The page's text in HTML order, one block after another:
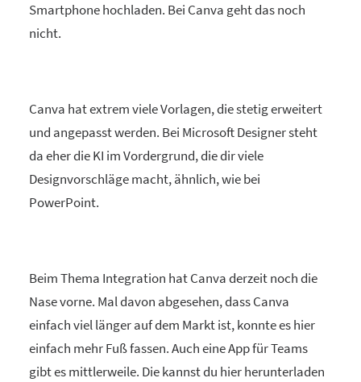
Smartphone hochladen. Bei Canva geht das noch
nicht.
Canva hat extrem viele Vorlagen, die stetig erweitert
und angepasst werden. Bei Microsoft Designer steht
da eher die KI im Vordergrund, die dir viele
Designvorschläge macht, ähnlich, wie bei
PowerPoint.
Beim Thema Integration hat Canva derzeit noch die
Nase vorne. Mal davon abgesehen, dass Canva
einfach viel länger auf dem Markt ist, konnte es hier
einfach mehr Fuß fassen. Auch eine App für Teams
gibt es mittlerweile. Die kannst du hier herunterladen